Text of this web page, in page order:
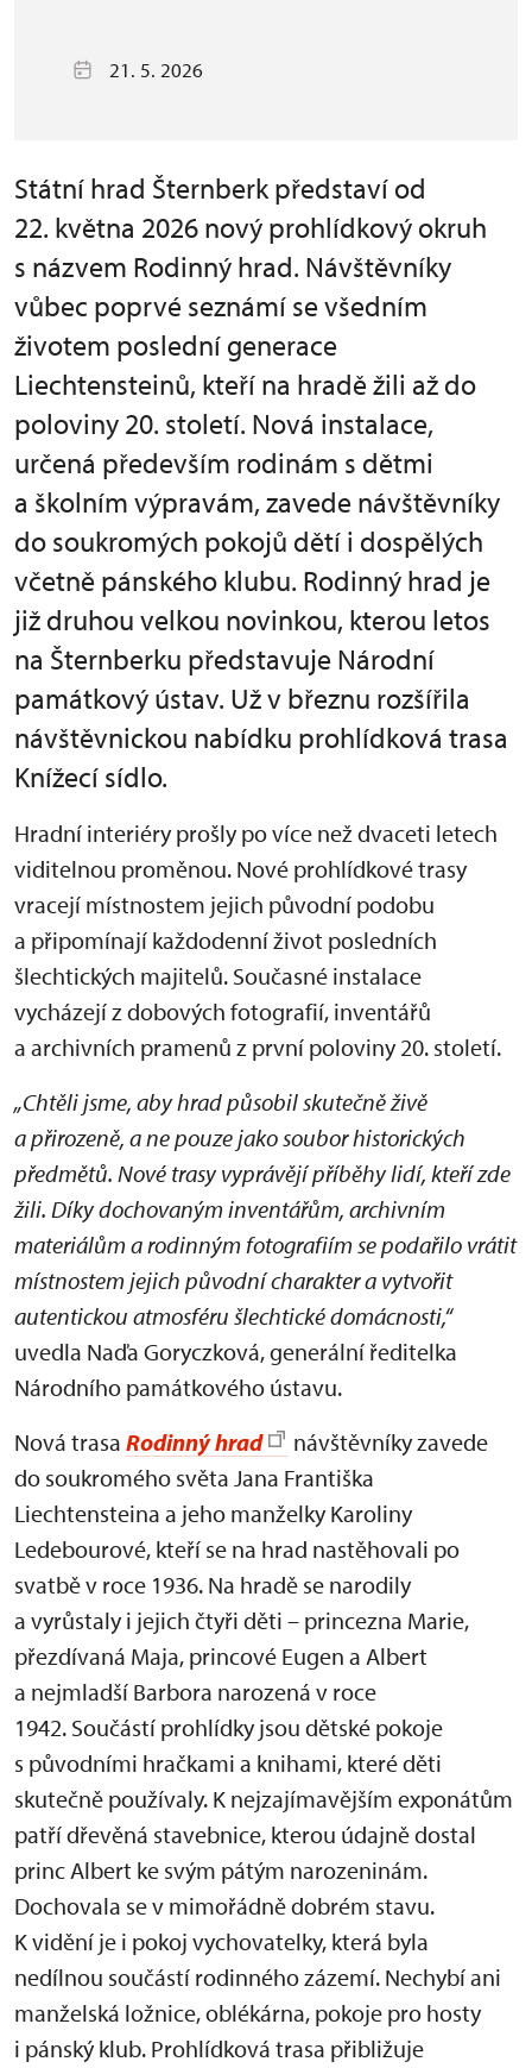
21. 5. 2026
Státní hrad Šternberk představí od
22. května 2026 nový prohlídkový okruh
s názvem Rodinný hrad. Návštěvníky
vůbec poprvé seznámí se všedním
životem poslední generace
Liechtensteinů, kteří na hradě žili až do
poloviny 20. století. Nová instalace,
určená především rodinám s dětmi
a školním výpravám, zavede návštěvníky
do soukromých pokojů dětí i dospělých
včetně pánského klubu. Rodinný hrad je
již druhou velkou novinkou, kterou letos
na Šternberku představuje Národní
památkový ústav. Už v březnu rozšířila
návštěvnickou nabídku prohlídková trasa
Knížecí sídlo.
Hradní interiéry prošly po více než dvaceti letech
viditelnou proměnou. Nové prohlídkové trasy
vracejí místnostem jejich původní podobu
a připomínají každodenní život posledních
šlechtických majitelů. Současné instalace
vycházejí z dobových fotografií, inventářů
a archivních pramenů z první poloviny 20. století.
„Chtěli jsme, aby hrad působil skutečně živě
a přirozeně, a ne pouze jako soubor historických
předmětů. Nové trasy vyprávějí příběhy lidí, kteří zde
žili. Díky dochovaným inventářům, archivním
materiálům a rodinným fotografiím se podařilo vrátit
místnostem jejich původní charakter a vytvořit
autentickou atmosféru šlechtické domácnosti,“
uvedla Naďa Goryczková, generální ředitelka
Národního památkového ústavu.
Nová trasa Rodinný hrad
návštěvníky zavede
do soukromého světa Jana Františka
Liechtensteina a jeho manželky Karoliny
Ledebourové, kteří se na hrad nastěhovali po
svatbě v roce 1936. Na hradě se narodily
a vyrůstaly i jejich čtyři děti – princezna Marie,
přezdívaná Maja, princové Eugen a Albert
a nejmladší Barbora narozená v roce
1942. Součástí prohlídky jsou dětské pokoje
s původními hračkami a knihami, které děti
skutečně používaly. K nejzajímavějším exponátům
patří dřevěná stavebnice, kterou údajně dostal
princ Albert ke svým pátým narozeninám.
Dochovala se v mimořádně dobrém stavu.
K vidění je i pokoj vychovatelky, která byla
nedílnou součástí rodinného zázemí. Nechybí ani
manželská ložnice, oblékárna, pokoje pro hosty
i pánský klub. Prohlídková trasa přibližuje